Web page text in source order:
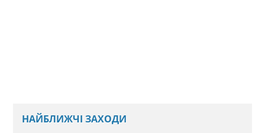
НАЙБЛИЖЧІ ЗАХОДИ